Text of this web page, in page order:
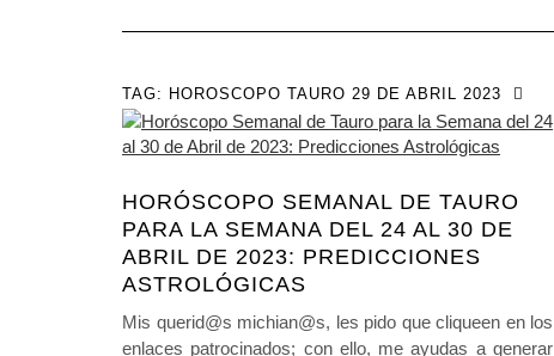
TAG: HOROSCOPO TAURO 29 DE ABRIL 2023
HORÓSCOPO SEMANAL DE TAURO
PARA LA SEMANA DEL 24 AL 30 DE
ABRIL DE 2023: PREDICCIONES
ASTROLÓGICAS
Mis querid@s michian@s, les pido que cliqueen en los
enlaces patrocinados; con ello, me ayudas a generar